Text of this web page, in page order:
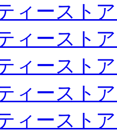
ィースト
ィースト
ィースト
ィースト
ィースト